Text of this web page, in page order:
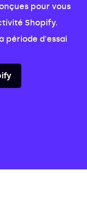
pour vous
Shopify.
période d'essai